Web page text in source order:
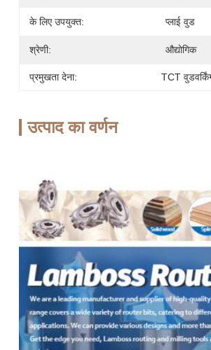
के लिए उपयुक्त: प्लाई वुड
श्रेणी: औद्योगिक
प्रमुखता देना: TCT
उत्पाद का वर्णन